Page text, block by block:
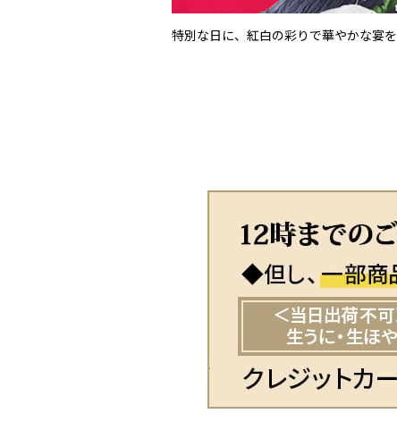
特別な日に、紅白の彩りで華やかな宴を